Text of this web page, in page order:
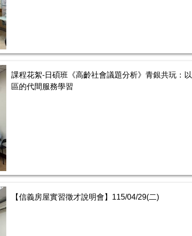
課程花絮-日碩班《高齡社會議題分析》青銀共玩：
區的代間服務學習
【信義房屋實習徵才說明會】115/04/29(二)